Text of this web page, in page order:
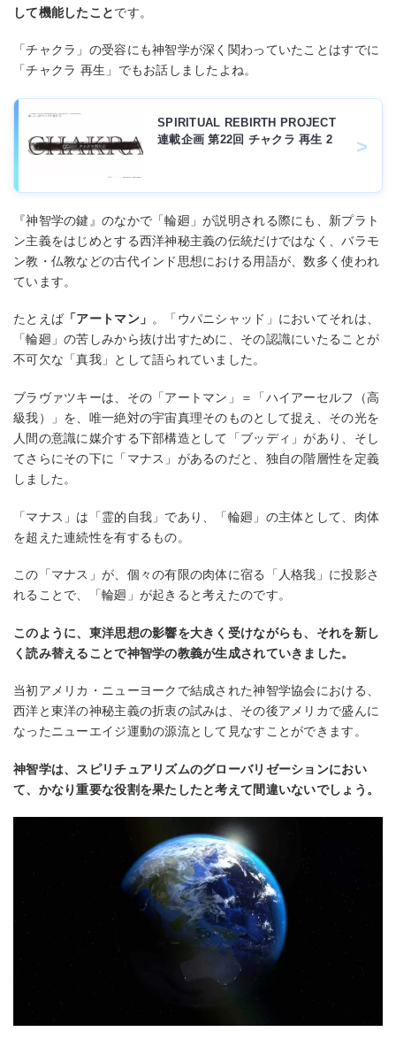
して機能したことです。
「チャクラ」の受容にも神智学が深く関わっていたことはすでに
「チャクラ 再⽣」でもお話しましたよね。
SPIRITUAL REBIRTH PROJECT
連載企画 第22回 チャクラ 再生 2
『神智学の鍵』のなかで「輪廻」が説明される際にも、新プラト
ン主義をはじめとする⻄洋神秘主義の伝統だけではなく、バラモ
ン教・仏教などの古代インド思想における⽤語が、数多く使われ
ています。
たとえば 「アートマン」 。「ウパニシャッド」においてそれは、
「輪廻」の苦しみから抜け出すために、その認識にいたることが
不可⽋な「真我」として語られていました。
ブラヴァツキーは、その「アートマン」＝「ハイアーセルフ（⾼
級我）」を、唯⼀絶対の宇宙真理そのものとして捉え、その光を
⼈間の意識に媒介する下部構造として「ブッディ」があり、そし
てさらにその下に「マナス」があるのだと、独⾃の階層性を定義
しました。
「マナス」は「霊的⾃我」であり、「輪廻」の主体として、⾁体
を超えた連続性を有するもの。
この「マナス」が、個々の有限の⾁体に宿る「⼈格我」に投影さ
れることで、「輪廻」が起きると考えたのです。
このように、東洋思想の影響を⼤きく受けながらも、それを新し
く読み替えることで神智学の教義が⽣成されていきました。
当初アメリカ・ニューヨークで結成された神智学協会における、
⻄洋と東洋の神秘主義の折衷の試みは、その後アメリカで盛んに
なったニューエイジ運動の源流として⾒なすことができます。
神智学は、スピリチュアリズムのグローバリゼーションにおい
て、かなり重要な役割を果たしたと考えて間違いないでしょう。